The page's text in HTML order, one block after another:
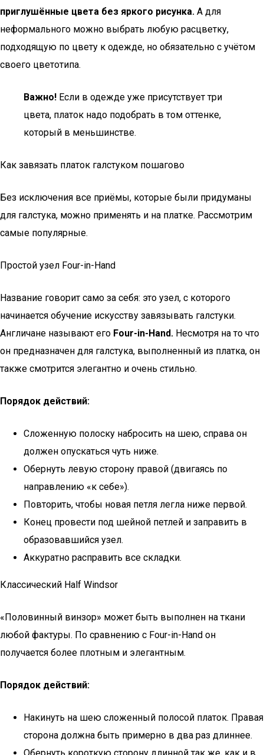
приглушённые цвета без яркого рисунка. А для
неформального можно выбрать любую расцветку,
подходящую по цвету к одежде, но обязательно с учётом
своего цветотипа.
Важно! Если в одежде уже присутствует три
цвета, платок надо подобрать в том оттенке,
который в меньшинстве.
Как завязать платок галстуком пошагово
Без исключения все приёмы, которые были придуманы
для галстука, можно применять и на платке. Рассмотрим
самые популярные.
Простой узел Four-in-Hand
Название говорит само за себя: это узел, с которого
начинается обучение искусству завязывать галстуки.
Англичане называют его Four-in-Hand. Несмотря на то что
он предназначен для галстука, выполненный из платка, он
также смотрится элегантно и очень стильно.
Порядок действий:
Сложенную полоску набросить на шею, справа он
должен опускаться чуть ниже.
Обернуть левую сторону правой (двигаясь по
направлению «к себе»).
Повторить, чтобы новая петля легла ниже первой.
Конец провести под шейной петлей и заправить в
образовавшийся узел.
Аккуратно расправить все складки.
Классический Half Windsor
«Половинный винзор» может быть выполнен на ткани
любой фактуры. По сравнению с Four-in-Hand он
получается более плотным и элегантным.
Порядок действий:
Накинуть на шею сложенный полосой платок. Правая
сторона должна быть примерно в два раз длиннее.